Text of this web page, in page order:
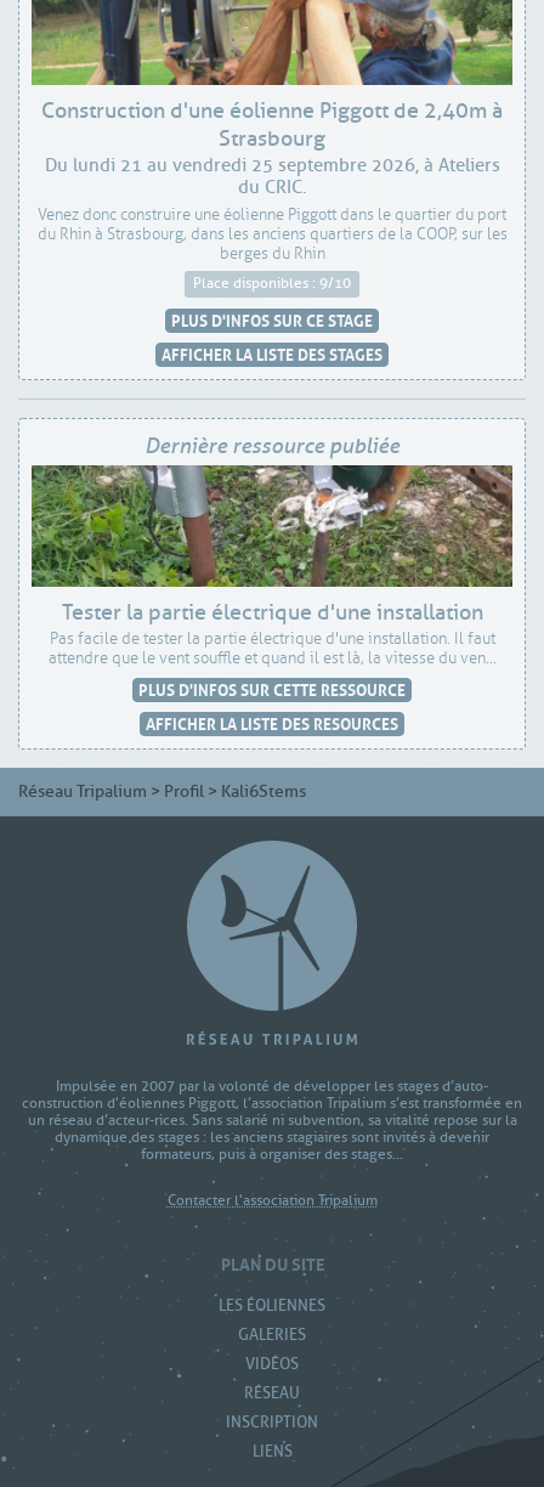
Construction d'une éolienne Piggott de 2,40m à
Strasbourg
Du lundi 21 au vendredi 25 septembre 2026, à Ateliers
du CRIC.
Venez donc construire une éolienne Piggott dans le quartier du port
du Rhin à Strasbourg, dans les anciens quartiers de la COOP, sur les
berges du Rhin
Place disponibles : 9/10
PLUS D'INFOS SUR CE STAGE
AFFICHER LA LISTE DES STAGES
Dernière ressource publiée
Tester la partie électrique d'une installation
Pas facile de tester la partie électrique d'une installation. Il faut
attendre que le vent souffle et quand il est là, la vitesse du ven...
PLUS D'INFOS SUR CETTE RESSOURCE
AFFICHER LA LISTE DES RESOURCES
Réseau Tripalium > Profil > Kali6Stems
Impulsée en 2007 par la volonté de développer les stages d’auto-
construction d'éoliennes Piggott, l’association Tripalium s’est transformée en
un réseau d’acteur-rices. Sans salarié ni subvention, sa vitalité repose sur la
dynamique des stages : les anciens stagiaires sont invités à devenir
formateurs, puis à organiser des stages...
Contacter l'association Tripalium
PLAN DU SITE
LES ÉOLIENNES
GALERIES
VIDÉOS
RÉSEAU
INSCRIPTION
LIENS